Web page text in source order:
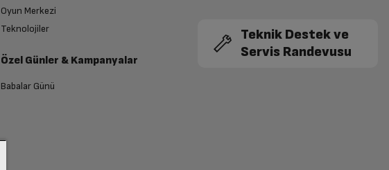
Oyun Merkezi
Teknolojiler
Özel Günler & Kampanyalar
Babalar Günü
Teknik Destek ve
Servis Randevusu